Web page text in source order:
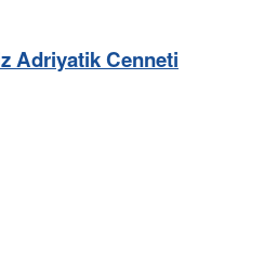
Adriyatik Cenneti